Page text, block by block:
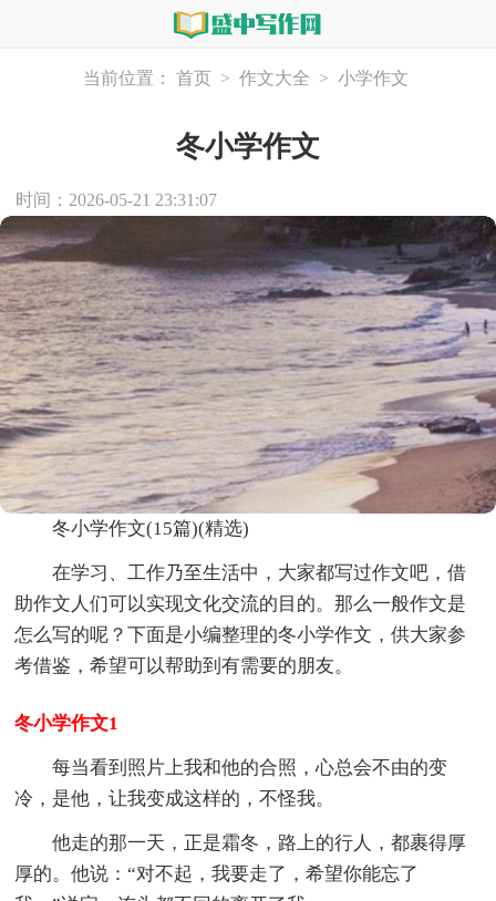
当前位置： 首页 > 作文大全 > 小学作文
冬小学作文
时间：2026-05-21 23:31:07
冬小学作文(15篇)(精选)
在学习、工作乃至生活中，大家都写过作文吧，借
助作文人们可以实现文化交流的目的。那么一般作文是
怎么写的呢？下面是小编整理的冬小学作文，供大家参
考借鉴，希望可以帮助到有需要的朋友。
冬小学作文1
每当看到照片上我和他的合照，心总会不由的变
冷，是他，让我变成这样的，不怪我。
他走的那一天，正是霜冬，路上的行人，都裹得厚
厚的。他说：“对不起，我要走了，希望你能忘了